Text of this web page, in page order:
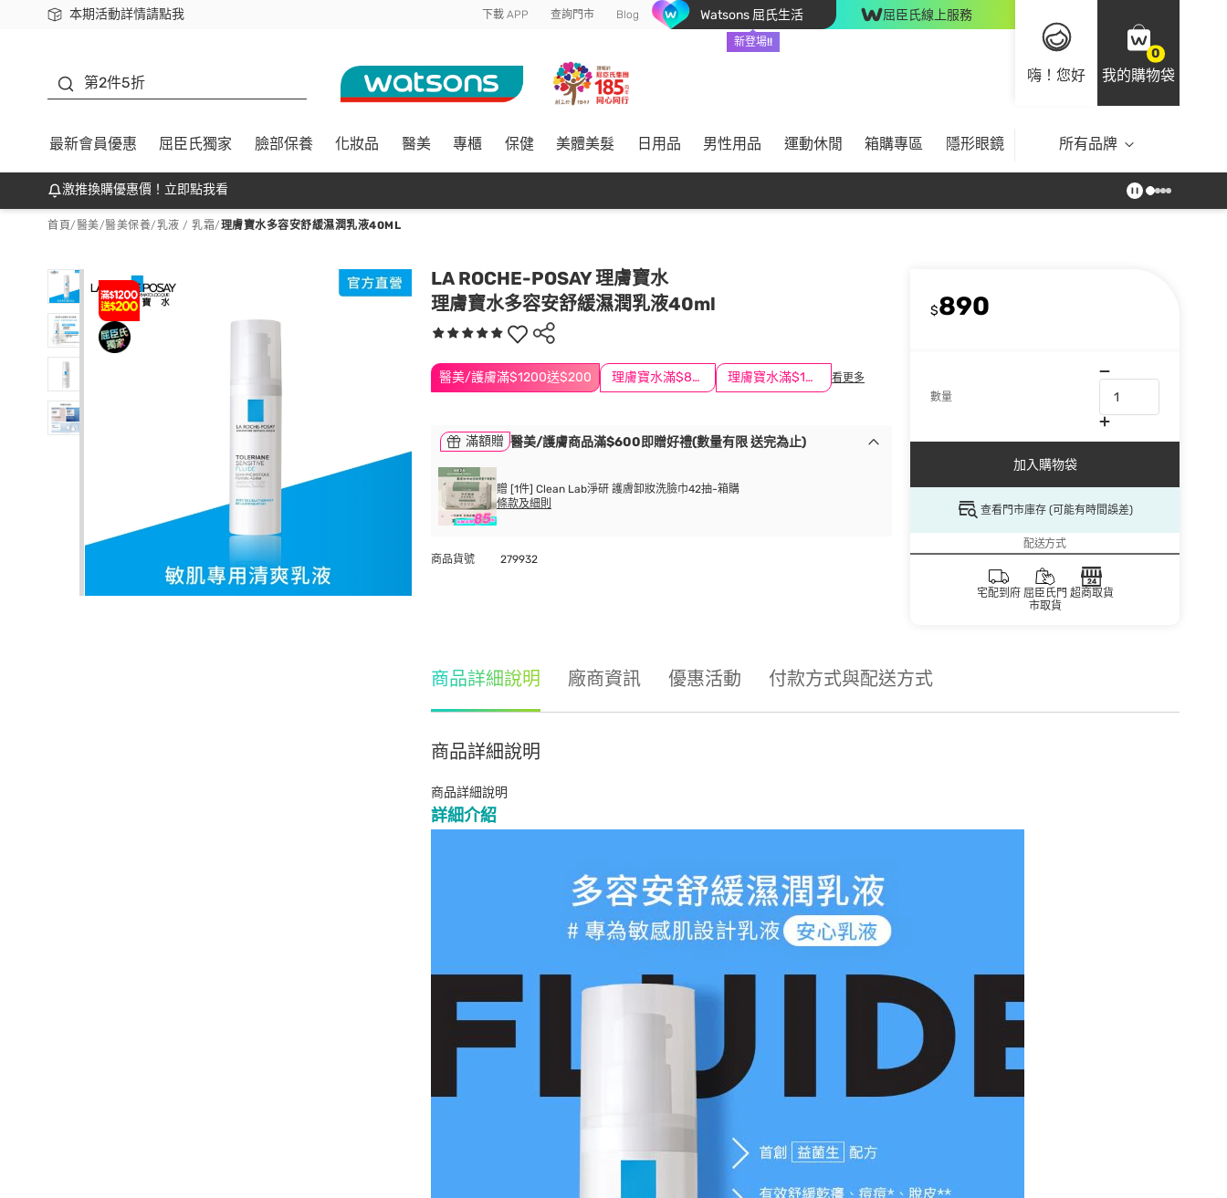
本期活動詳情請點我
下載app最高回饋$350 下載 APP 查詢門市 Blog Watsons 屈氏生活
新登場!!
屈臣氏線上服務
嗨！您好
0
我的購物袋
第2件5折
最新會員優惠 屈臣氏獨家 臉部保養 化妝品 醫美 專櫃 保健 美體美髮 日用品 男性用品 運動休閒 箱購專區 隱形眼鏡 所有品牌
激推換購優惠價！立即點我看
首頁/醫美/醫美保養/乳液 / 乳霜/理膚寶水多容安舒緩濕潤乳液40ML
LA ROCHE-POSAY 理膚寶水
理膚寶水多容安舒緩濕潤乳液40ml
醫美/護膚滿$1200送$200 理膚寶水滿$888折$100 理膚寶水滿$1500再折$100 看更多
$890
數量
加入購物袋
查看門市庫存 (可能有時間誤差)
配送方式
宅配到府 屈臣氏門
市取貨
超商取貨
滿額贈 醫美/護膚商品滿$600即贈好禮(數量有限 送完為止)
贈 [1件] Clean Lab淨研 護膚卸妝洗臉巾42抽-箱購
條款及細則
商品貨號 279932
商品詳細說明 廠商資訊 優惠活動 付款方式與配送方式
商品詳細說明
商品詳細說明
詳細介紹